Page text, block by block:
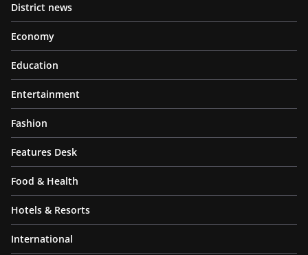
District news
Economy
Education
Entertainment
Fashion
Features Desk
Food & Health
Hotels & Resorts
International